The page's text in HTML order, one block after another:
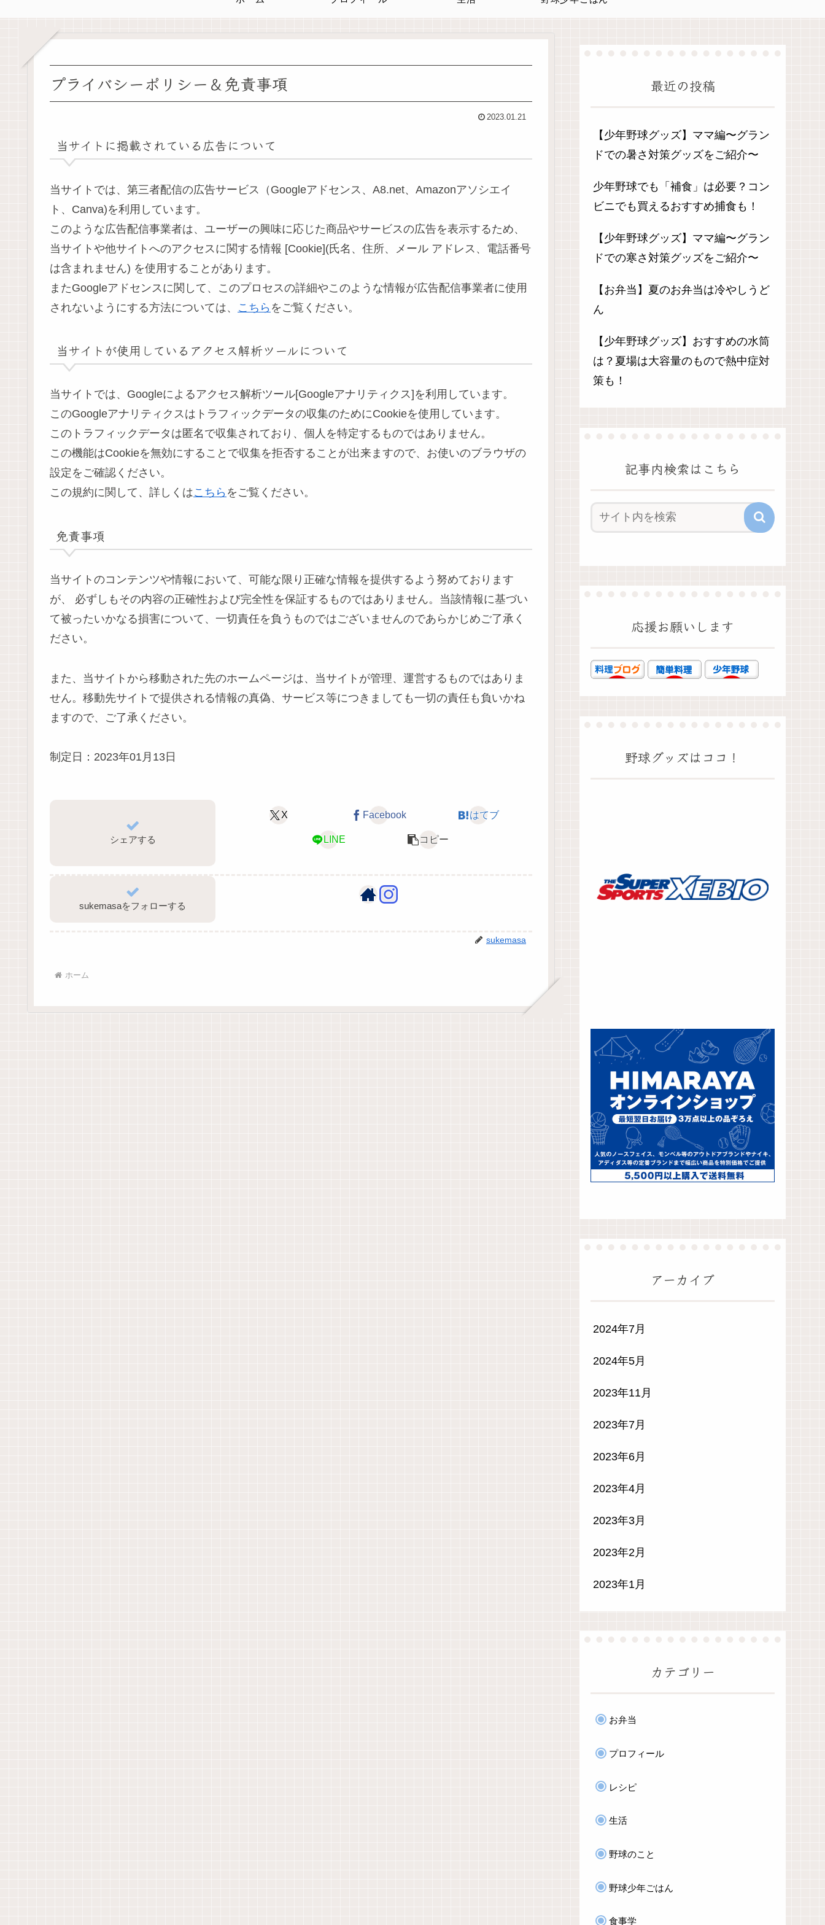
プライバシーポリシー＆免責事項
2023.01.21
当サイトに掲載されている広告について
当サイトでは、第三者配信の広告サービス（Googleアドセンス、A8.net、Amazonアソシエイ
ト、Canva)を利用しています。
このような広告配信事業者は、ユーザーの興味に応じた商品やサービスの広告を表示するため、
当サイトや他サイトへのアクセスに関する情報 [Cookie](氏名、住所、メール アドレス、電話番号
は含まれません) を使用することがあります。
またGoogleアドセンスに関して、このプロセスの詳細やこのような情報が広告配信事業者に使用
されないようにする方法については、 こちら をご覧ください。
当サイトが使用しているアクセス解析ツールについて
当サイトでは、Googleによるアクセス解析ツール[Googleアナリティクス]を利用しています。
このGoogleアナリティクスはトラフィックデータの収集のためにCookieを使用しています。
このトラフィックデータは匿名で収集されており、個人を特定するものではありません。
この機能はCookieを無効にすることで収集を拒否することが出来ますので、お使いのブラウザの
設定をご確認ください。
この規約に関して、詳しくはこちら をご覧ください。
免責事項
当サイトのコンテンツや情報において、可能な限り正確な情報を提供するよう努めております
が、 必ずしもその内容の正確性および完全性を保証するものではありません。当該情報に基づい
て被ったいかなる損害について、一切責任を負うものではございませんのであらかじめご了承く
ださい。
また、当サイトから移動された先のホームページは、当サイトが管理、運営するものではありま
せん。移動先サイトで提供される情報の真偽、サービス等につきましても一切の責任も負いかね
ますので、ご了承ください。
制定日：2023年01月13日
シェアする
X Facebook はてブ
LINE コピー
sukemasaをフォローする
sukemasa
ホーム
最近の投稿
【少年野球グッズ】ママ編〜グラン
ドでの暑さ対策グッズをご紹介〜
少年野球でも「補食」は必要？コン
ビニでも買えるおすすめ捕食も！
【少年野球グッズ】ママ編〜グラン
ドでの寒さ対策グッズをご紹介〜
【お弁当】夏のお弁当は冷やしうど
ん
【少年野球グッズ】おすすめの水筒
は？夏場は大容量のもので熱中症対
策も！
記事内検索はこちら
応援お願いします
野球グッズはココ！
アーカイブ
2024年7月
2024年5月
2023年11月
2023年7月
2023年6月
2023年4月
2023年3月
2023年2月
2023年1月
カテゴリー
お弁当
プロフィール
レシピ
生活
野球のこと
野球少年ごはん
食事学